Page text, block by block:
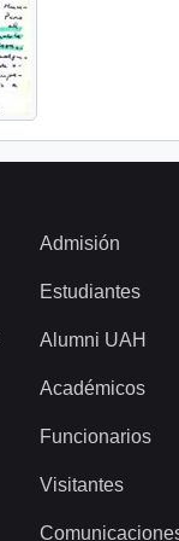
Admisión
Estudiantes
Alumni UAH
Académicos
Funcionarios
Visitantes